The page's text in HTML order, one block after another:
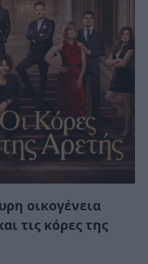
οικογένεια
τις κόρες της